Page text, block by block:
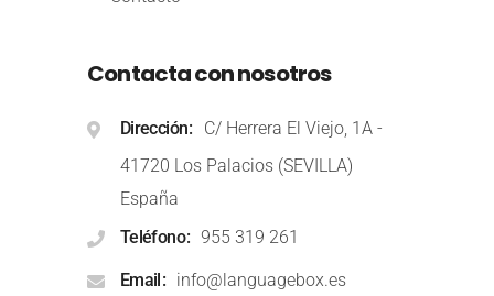
Contacta con nosotros
Dirección
C/ Herrera El Viejo, 1A -
41720 Los Palacios (SEVILLA)
España
Teléfono
955 319 261
Email info@languagebox.es